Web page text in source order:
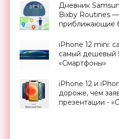
Дневник
Bixby Routines
приближающие
iPhone 12 mini:
самый дешевый
«Смартфоны»
iPhone 12 и
дороже, чем
презентации -